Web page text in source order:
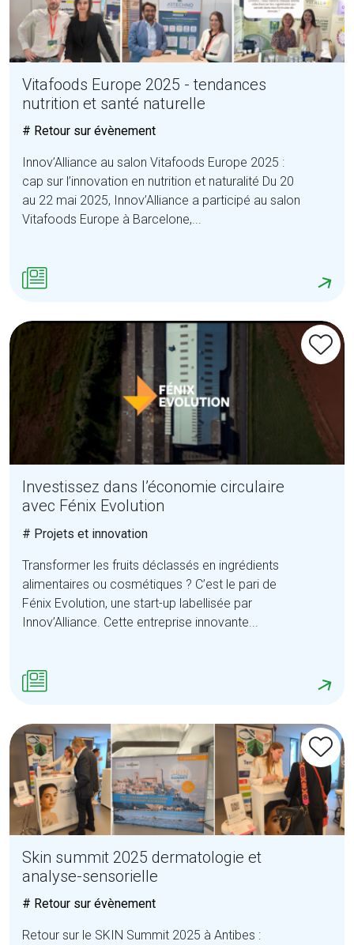
Vitafoods Europe 2025 - tendances
nutrition et santé naturelle
# Retour sur évènement
Innov’Alliance au salon Vitafoods Europe 2025 :
cap sur l’innovation en nutrition et naturalité Du 20
au 22 mai 2025, Innov’Alliance a participé au salon
Vitafoods Europe à Barcelone,...
Investissez dans l’économie circulaire
avec Fénix Evolution
# Projets et innovation
Transformer les fruits déclassés en ingrédients
alimentaires ou cosmétiques ? C’est le pari de
Fénix Evolution, une start-up labellisée par
Innov’Alliance. Cette entreprise innovante...
Skin summit 2025 dermatologie et
analyse-sensorielle
# Retour sur évènement
Retour sur le SKIN Summit 2025 à Antibes :